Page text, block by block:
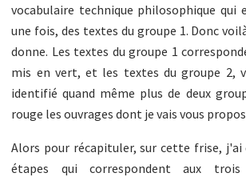
vocabulaire technique philosophique qui
une fois, des textes du groupe 1. Donc
donne. Les textes du groupe 1
mis en vert, et les textes du groupe 2,
identifié quand même plus de deux
rouge les ouvrages dont je vais vous
Alors pour récapituler, sur cette frise,
étapes qui correspondent aux